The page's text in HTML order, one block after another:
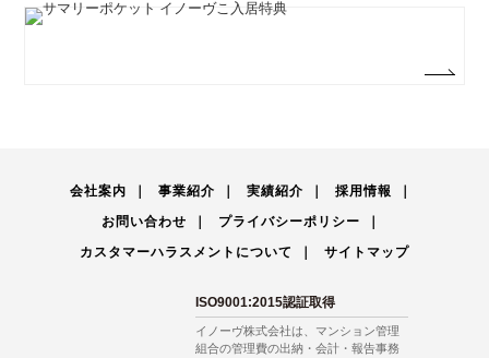
会社案内 事業紹介 実績紹介
採用情報
お問い合わせ
プライバシーポリシー
カスタマーハラスメントについて
サイトマップ
ISO9001:2015認証取得
イノーヴ株式会社は、マンション管理
組合の管理費の出納・会計・報告事務